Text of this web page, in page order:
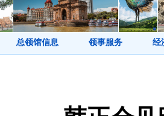
总领馆信息 领事服务 经